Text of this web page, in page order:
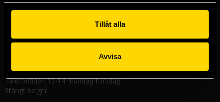
Tillåt alla
Avvisa
Linköpingsbutiken
Tel:08–440 00 66
Telefontider: 12-14 måndag-torsdag
Stängt helger